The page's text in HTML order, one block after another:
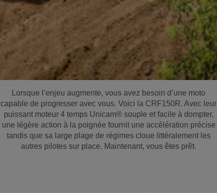
Lorsque l’enjeu augmente, vous avez besoin d’une moto
capable de progresser avec vous. Voici la CRF150R. Avec leur
puissant moteur 4 temps Unicam® souple et facile à dompter,
une légère action à la poignée fournit une accélération précise
tandis que sa large plage de régimes cloue littéralement les
autres pilotes sur place. Maintenant, vous êtes prêt.